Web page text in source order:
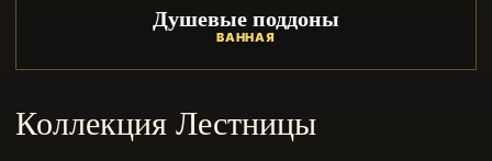
Душевые поддоны
ВАННАЯ
Коллекция Лестницы